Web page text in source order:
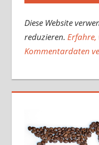
Diese Website
reduzieren. Erfahre,
Kommentardaten